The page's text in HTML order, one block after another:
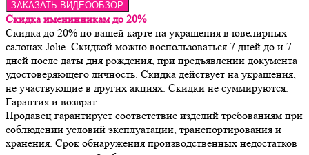
ЗАКАЗАТЬ ВИДЕООБЗОР
Скидка именинникам до 20%
Скидка до 20% по вашей карте на украшения в ювелирных
салонах Jolie. Скидкой можно воспользоваться 7 дней до и 7
дней после даты дня рождения, при предъявлении документа
удостоверяющего личность. Скидка действует на украшения,
не участвующие в других акциях. Скидки не суммируются.
Гарантия и возврат
Продавец гарантирует соответствие изделий требованиям при
соблюдении условий эксплуатации, транспортирования и
хранения. Срок обнаружения производственных недостатков